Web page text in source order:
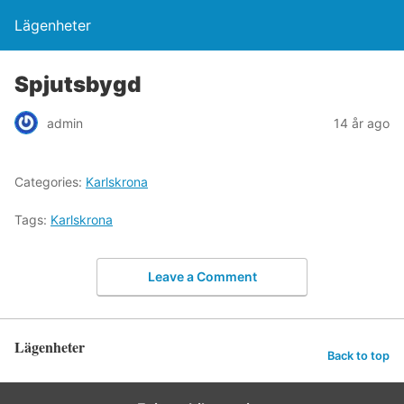
Lägenheter
Spjutsbygd
admin 14 år ago
Categories: Karlskrona
Tags: Karlskrona
Leave a Comment
Lägenheter Back to top